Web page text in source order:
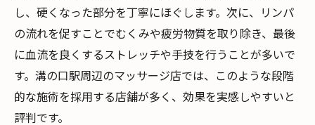
し、硬くなった部分を丁寧にほぐします。次に、リンパ
の流れを促すことでむくみや疲労物質を取り除き、最後
に血流を良くするストレッチや手技を行うことが多いで
す。溝の口駅周辺のマッサージ店では、このような段階
的な施術を採用する店舗が多く、効果を実感しやすいと
評判です。